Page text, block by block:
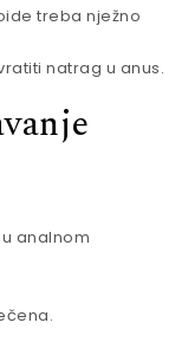
treba nježno
natrag u anus.
analnom